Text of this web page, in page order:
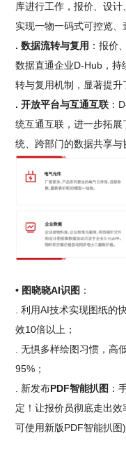
库进行工作，报价、设计
实现一物一码式可控览、
. 数据流转与复用 ：报价
数据直通企业D-Hub，持
转与复用机制，显著提升
. 开放平台与互通互联 ：
统互通互联，进一步拓
统、跨部门的数据共享与
• 图晓晓AI识图 ：
. 利用AI技术实现图纸的
效10倍以上；
. 无惧多样绘图习惯，高
95%；
. 新发布PDF智能扒图 ：
定！让报价员彻底走出
可使用新版PDF智能扒图)